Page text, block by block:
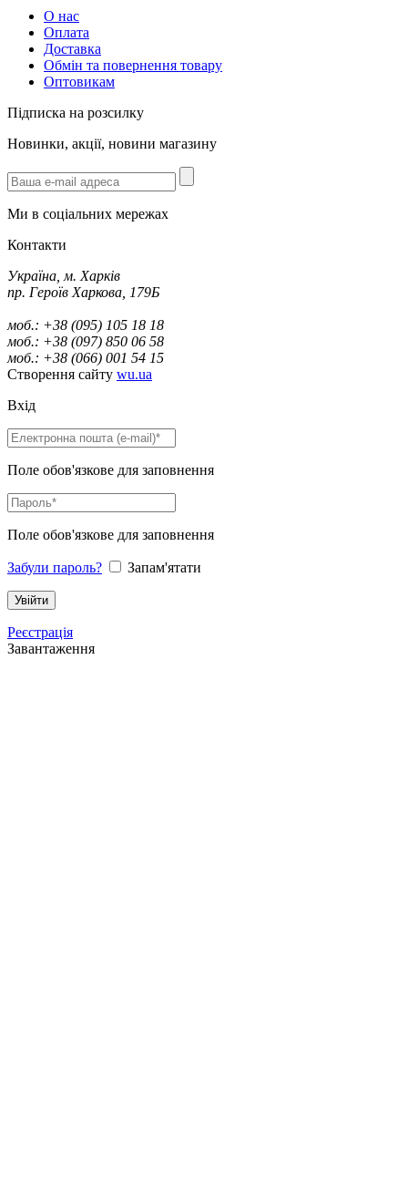
О нас
Оплата
Доставка
Обмін та повернення товару
Оптовикам
Підписка на розсилку
Новинки, акції, новини магазину
Ми в соціальних мережах
Контакти
Україна, м. Харків
пр. Героїв Харкова, 179Б
моб.: +38 (095) 105 18 18
моб.: +38 (097) 850 06 58
моб.: +38 (066) 001 54 15
Створення сайту wu.ua
Вхід
Поле обов'язкове для заповнення
Поле обов'язкове для заповнення
Забули пароль? Запам'ятати
Реєстрація
Завантаження